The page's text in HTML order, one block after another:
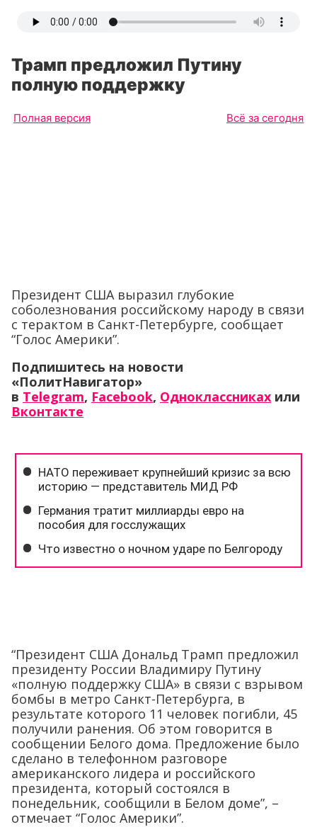
Трамп предложил Путину
полную поддержку
Полная версия Всё за сегодня
Президент США выразил глубокие
соболезнования российскому народу в связи
с терактом в Санкт-Петербурге, сообщает
“Голос Америки”.
Подпишитесь на новости
«ПолитНавигатор»
в Telegram, Facebook, Одноклассниках или
Вконтакте
“Президент США Дональд Трамп предложил
президенту России Владимиру Путину
«полную поддержку США» в связи с взрывом
бомбы в метро Санкт-Петербурга, в
результате которого 11 человек погибли, 45
получили ранения. Об этом говорится в
сообщении Белого дома. Предложение было
сделано в телефонном разговоре
американского лидера и российского
президента, который состоялся в
понедельник, сообщили в Белом доме”, –
отмечает “Голос Америки”.